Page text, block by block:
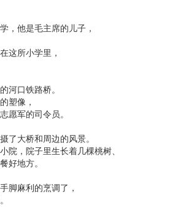
，他是毛主席的儿子，
这所小学里，
河口铁路桥。
塑像，
愿军的司令员。
了大桥和周边的风景。
院，院子里生长着几棵桃树、
好地方。
脚麻利的烹调了，